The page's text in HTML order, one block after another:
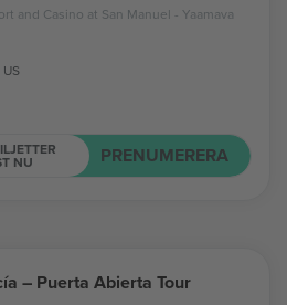
and Casino at San Manuel - Yaamava
NU PRENUMERERA
– Puerta Abierta Tour